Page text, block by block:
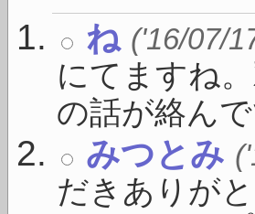
ね ('16/07/
にてますね
の話が絡ん
みつとみ
だきありが